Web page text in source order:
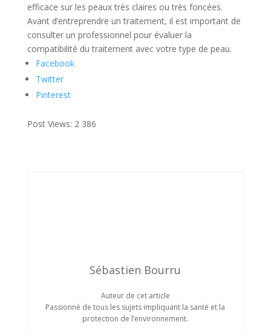
efficace sur les peaux très claires ou très foncées.
Avant d’entreprendre un traitement, il est important de
consulter un professionnel pour évaluer la
compatibilité du traitement avec votre type de peau.
Facebook
Twitter
Pinterest
Post Views: 2 386
Sébastien Bourru
Auteur de cet article
Passionné de tous les sujets impliquant la santé et la
protection de l’environnement.